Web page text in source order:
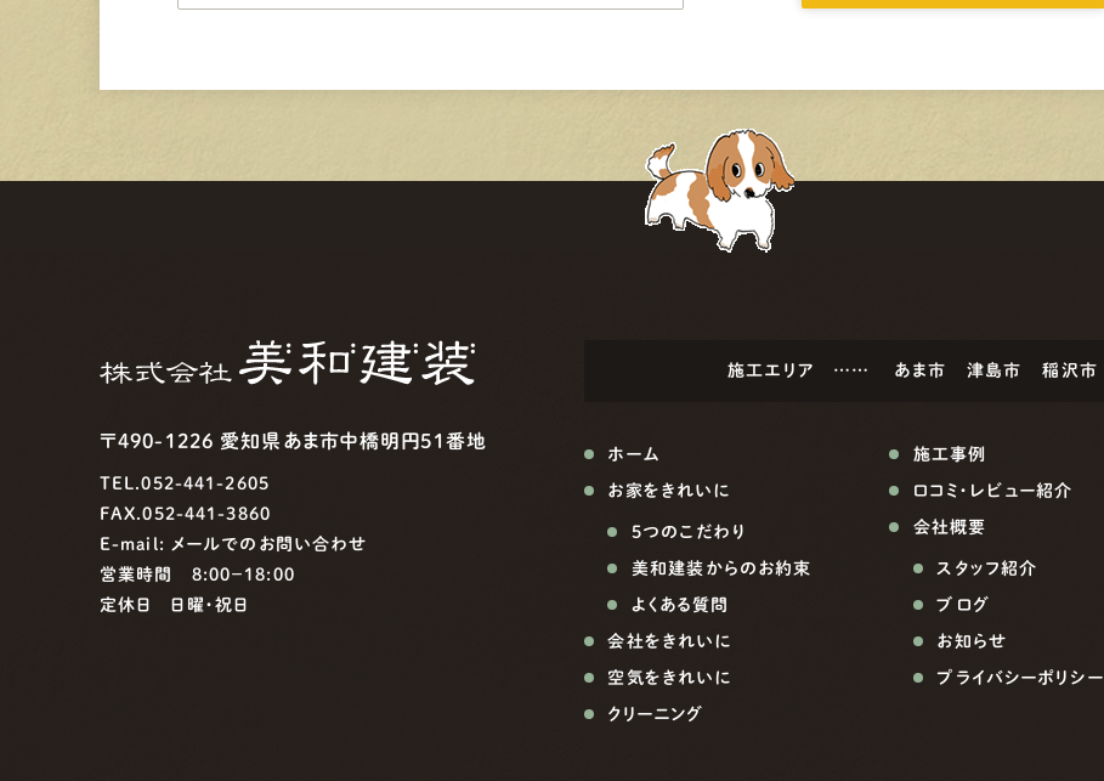
〒490-1226 愛知県あま市中橋明円51番地
TEL.052-441-2605
FAX.052-441-3860
E-mail: メールでのお問い合わせ
営業時間 8:00−18:00
定休日 日曜・祝日
施工エリア …… あま市 津島市 稲沢市
ホーム
お家をきれいに
5つのこだわり
美和建装からのお約束
よくある質問
会社をきれいに
空気をきれいに
クリーニング
施工事例
口コミ・レビュー紹介
会社概要
スタッフ紹介
ブログ
お知らせ
プライバシーポリシー